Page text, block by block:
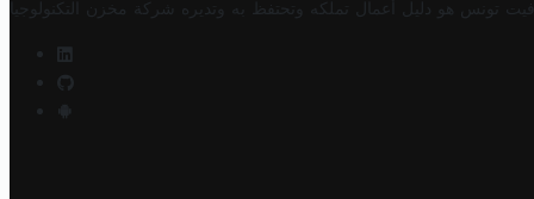
تونس هو دليل أعمال تملكه وتحتفظ به وتديره شركة مخزن التكنولوجيا